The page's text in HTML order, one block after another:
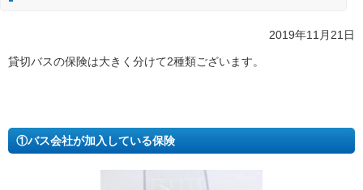
2019年11月21日
貸切バスの保険は大きく分けて2種類ございます。
①バス会社が加入している保険